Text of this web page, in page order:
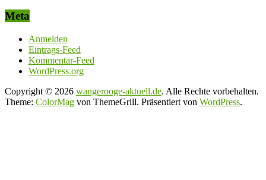
Meta
Anmelden
Eintrags-Feed
Kommentar-Feed
WordPress.org
Copyright © 2026 wangerooge-aktuell.de. Alle Rechte vorbehalten.
Theme: ColorMag von ThemeGrill. Präsentiert von WordPress.